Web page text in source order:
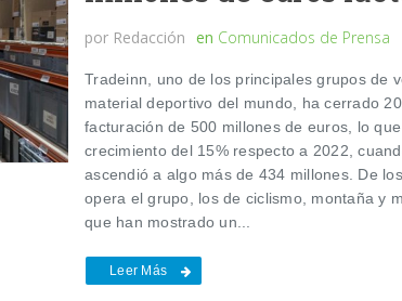
por Redacción en Comunicados de Prensa
Tradeinn, uno de los principales grupos de
material deportivo del mundo, ha cerrado
facturación de 500 millones de euros, lo
crecimiento del 15% respecto a 2022,
ascendió a algo más de 434 millones. De
opera el grupo, los de ciclismo, montaña y
que han mostrado un...
Leer Más